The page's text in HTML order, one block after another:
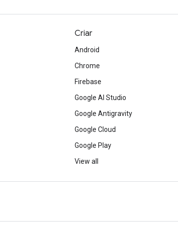
Criar
Android
Chrome
Firebase
Google AI Studio
Google Antigravity
Google Cloud
Google Play
View all